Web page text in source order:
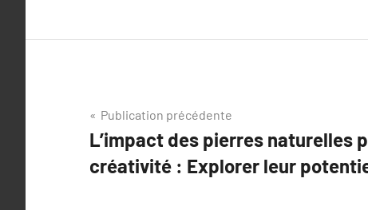
Navigation
de
l’article
Publication précédente
L’impact des pierres naturelles
créativité : Explorer leur